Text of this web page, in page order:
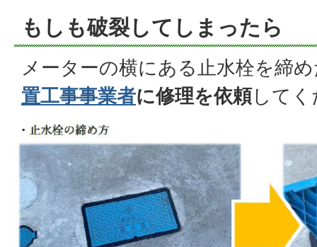
もしも破裂してしまったら
メーターの横にある止水栓を締
置工事事業者に修理を依頼してく